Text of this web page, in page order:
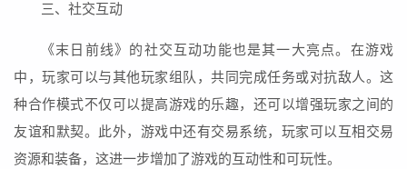
三、社交互动
《末日前线》的社交互动功能也是其一大亮点。在游戏
中，玩家可以与其他玩家组队，共同完成任务或对抗敌人。这
种合作模式不仅可以提高游戏的乐趣，还可以增强玩家之间的
友谊和默契。此外，游戏中还有交易系统，玩家可以互相交易
资源和装备，这进一步增加了游戏的互动性和可玩性。